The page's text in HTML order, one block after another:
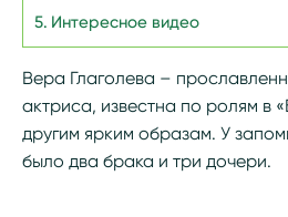
Интересное видео
Вера Глаголева –
актриса, известна по ролям в
другим ярким образам. У
было два брака и три дочери.